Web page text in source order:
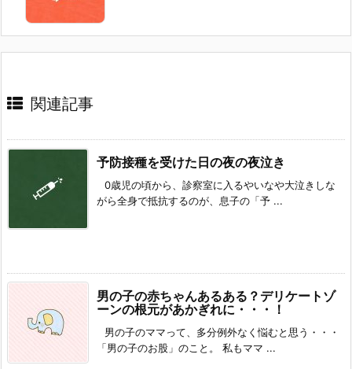
関連記事
予防接種を受けた日の夜の夜泣き
0歳児の頃から、診察室に入るやいなや大泣きしな
がら全身で抵抗するのが、息子の「予 ...
男の子の赤ちゃんあるある？デリケートゾ
ーンの根元があかぎれに・・・！
男の子のママって、多分例外なく悩むと思う・・・
「男の子のお股」のこと。 私もママ ...